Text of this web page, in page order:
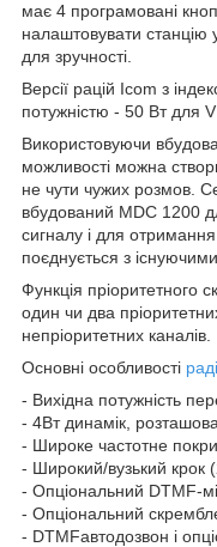
має 4 програмовані
налаштовувати станцію
для зручності.
Версії рацій Icom з
потужністю - 50 Вт для
Використовуючи
можливості можна
не чути чужих розмов.
вбудований MDC 1200
сигналу і для
поєднується з
Функція пріоритетного
один чи два
непріоритетних каналів.
Основні особливості
- Вихідна потужність
- 4Вт динамік,
- Широке частотне
- Широкий/вузький крок
- Опціональний DTMF-
- Опціональний
- DTMFавтодозвон і